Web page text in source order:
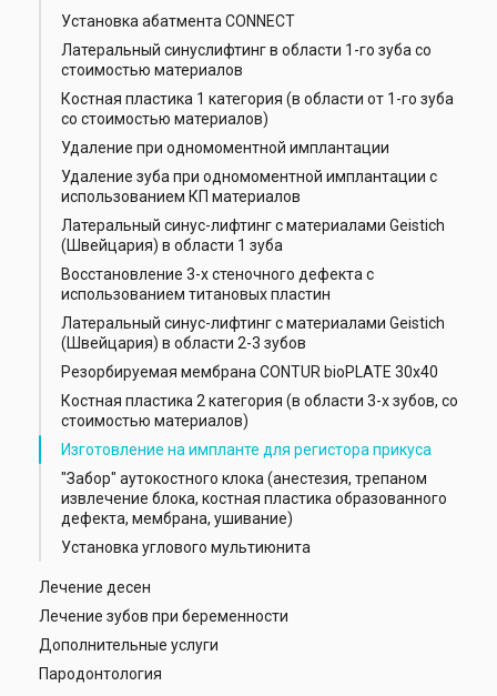
Установка абатмента CONNECT
Латеральный синуслифтинг в области 1-го зуба со
стоимостью материалов
Костная пластика 1 категория (в области от 1-го зуба
со стоимостью материалов)
Удаление при одномоментной имплантации
Удаление зуба при одномоментной имплантации с
использованием КП материалов
Латеральный синус-лифтинг с материалами Geistich
(Швейцария) в области 1 зуба
Восстановление 3-х стеночного дефекта с
использованием титановых пластин
Латеральный синус-лифтинг с материалами Geistich
(Швейцария) в области 2-3 зубов
Резорбируемая мембрана CONTUR bioPLATE 30x40
Костная пластика 2 категория (в области 3-х зубов, со
стоимостью материалов)
Изготовление на импланте для регистора прикуса
"Забор" аутокостного клока (анестезия, трепаном
извлечение блока, костная пластика образованного
дефекта, мембрана, ушивание)
Установка углового мультиюнита
Лечение десен
Лечение зубов при беременности
Дополнительные услуги
Пародонтология